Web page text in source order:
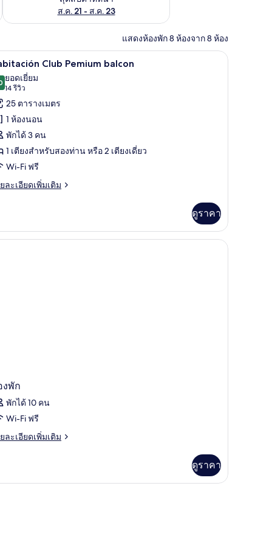
ส.ค. 21 - ส.ค. 23
แสดงห้องพัก 8 ห้องจาก 8 ห้อง
เก็บเสียง
พถ่าย
หมด
Habitación Club Pemium balcon | มินิบาร์,
5 Club Pemium balcon
จาก 10
ยอดเยี่ยม
14 รีวิว
(14
รีวิว)
25 ตารางเมตร
1 ห้องนอน
พักได้ 3 คน
1 เตียงสำหรับสองท่าน หรือ 2 เตียงเดี่ยว
Wi-Fi ฟรี
ละเอียดเพิ่มเติม
ดูราคา
ต๊ะทำงาน, ห้องเก็บเสียง
งพัก
พักได้ 10 คน
Wi-Fi ฟรี
ละเอียดเพิ่มเติม
ดูราคา